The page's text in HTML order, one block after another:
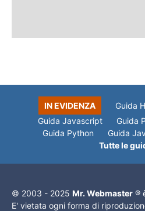
IN EVIDENZA Guida
Guida Javascript
Guida
Guida Python
Guida
Tutte le
© 2003 - 2025 Mr. Webmaster ®
E' vietata ogni forma di